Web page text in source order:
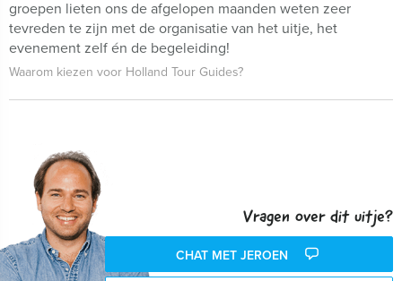
groepen lieten ons de afgelopen maanden weten zeer
tevreden te zijn met de organisatie van het uitje, het
evenement zelf én de begeleiding!
Waarom kiezen voor Holland Tour Guides?
Vragen over dit uitje?
CHAT MET JEROEN